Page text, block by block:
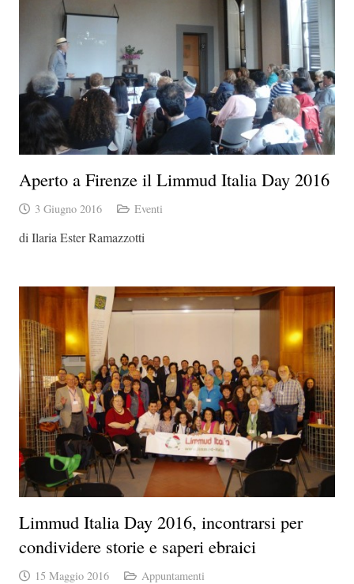
Aperto a Firenze il Limmud Italia Day 2016
3 Giugno 2016 Eventi
di Ilaria Ester Ramazzotti
Limmud Italia Day 2016, incontrarsi per
condividere storie e saperi ebraici
15 Maggio 2016 Appuntamenti